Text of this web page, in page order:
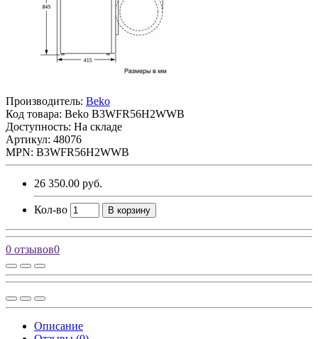
Производитель: Beko
Код товара: Beko B3WFR56H2WWB
Доступность: На складе
Артикул: 48076
MPN: B3WFR56H2WWB
26 350.00 руб.
Кол-во В корзину
0 отзывов0
Описание